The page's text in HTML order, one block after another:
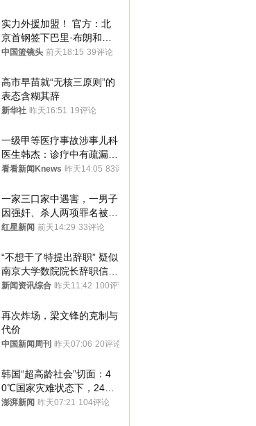
实力外援加盟！ 官方：北
京首钢签下巴里·布朗和桑
普森
中国篮镜头 前天18:15 39评论
高市早苗就“无核三原则”的
表态含糊其辞
新华社 昨天16:51 19评论
一级甲等医疗事故涉事儿科
医生韩杰：诊疗中有疏漏，
我认错，但不能认罪
看看新闻Knews 昨天14:05 83评论
一家三口家中遇害，一男子
因强奸、杀人两项罪名被判
死缓 最高检介入后改判无
红星新闻 前天14:29 33评论
“不想干了特提出辞职” 疑似
南京大学数院院长辞职信流
传 院方回应
新闻资讯综合 昨天11:42 100评论
再次炸场，梁文锋的克制与
代价
中国新闻周刊 昨天07:06 20评论
韩国“超高龄社会”切面：4
0℃国家灾难状态下，2400
名首尔老人还在巷子里收废
澎湃新闻 昨天07:21 104评论